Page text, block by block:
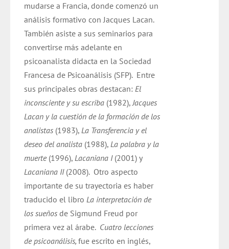
mudarse a Francia, donde comenzó un
análisis formativo con Jacques Lacan.
También asiste a sus seminarios para
convertirse más adelante en
psicoanalista didacta en la Sociedad
Francesa de Psicoanálisis (SFP). Entre
sus principales obras destacan:El
inconsciente y su escriba (1982),Jacques
Lacan y la cuestión de la formación de los
analistas (1983),La Transferencia y el
deseo del analista (1988),La palabra y la
muerte (1996),Lacaniana I (2001) y
Lacaniana II (2008). Otro aspecto
importante de su trayectoria es haber
traducido el libroLa interpretación de
los sueñosde Sigmund Freud por
primera vez al árabe. Cuatro lecciones
de psicoanálisis,fue escrito en inglés,